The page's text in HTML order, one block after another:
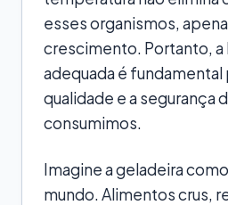
esses organismos,
crescimento. Portanto, a
adequada é fundamental
qualidade e a segurança
consumimos.
Imagine a geladeira
mundo. Alimentos crus,